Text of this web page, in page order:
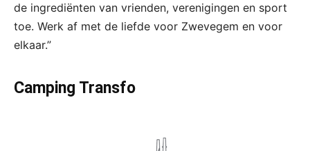
de ingrediënten van vrienden, verenigingen en sport
toe. Werk af met de liefde voor Zwevegem en voor
elkaar.”
Camping Transfo